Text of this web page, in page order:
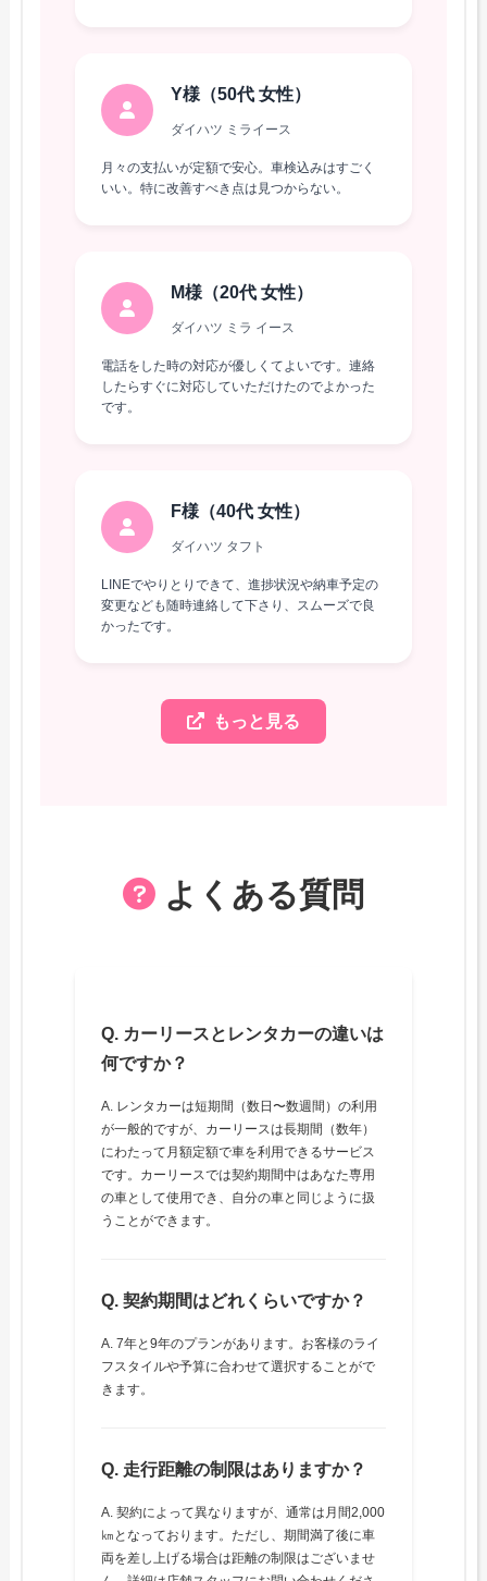
Y様（50代 女性）
ダイハツ ミライース
月々の支払いが定額で安心。車検込みはすごく
いい。特に改善すべき点は見つからない。
M様（20代 女性）
ダイハツ ミラ イース
電話をした時の対応が優しくてよいです。連絡
したらすぐに対応していただけたのでよかった
です。
F様（40代 女性）
ダイハツ タフト
LINEでやりとりできて、進捗状況や納車予定の
変更なども随時連絡して下さり、スムーズで良
かったです。
もっと見る
よくある質問
Q. カーリースとレンタカーの違いは
何ですか？
A. レンタカーは短期間（数日〜数週間）の利用
が一般的ですが、カーリースは長期間（数年）
にわたって月額定額で車を利用できるサービス
です。カーリースでは契約期間中はあなた専用
の車として使用でき、自分の車と同じように扱
うことができます。
Q. 契約期間はどれくらいですか？
A. 7年と9年のプランがあります。お客様のライ
フスタイルや予算に合わせて選択することがで
きます。
Q. 走行距離の制限はありますか？
A. 契約によって異なりますが、通常は月間2,000
㎞となっております。ただし、期間満了後に車
両を差し上げる場合は距離の制限はございませ